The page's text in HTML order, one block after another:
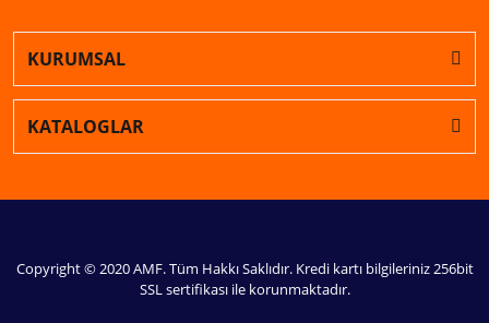
KURUMSAL
KATALOGLAR
Copyright © 2020 AMF. Tüm Hakkı Saklıdır. Kredi kartı bilgileriniz 256bit
SSL sertifikası ile korunmaktadır.